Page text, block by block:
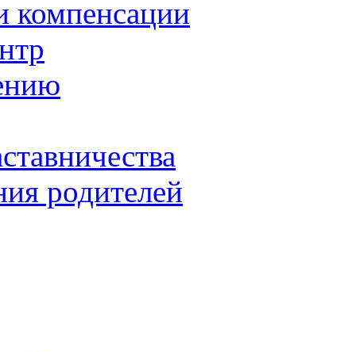
компенсации
родителей